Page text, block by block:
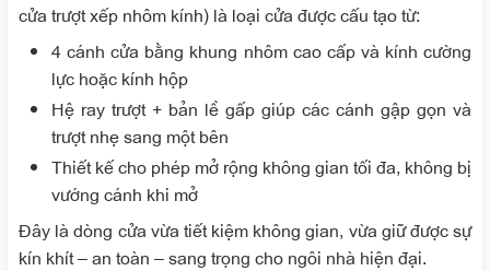
cửa trượt xếp nhôm kính) là loại cửa được cấu tạo từ:
4 cánh cửa bằng khung nhôm cao cấp và kính cường
lực hoặc kính hộp
Hệ ray trượt + bản lề gấp giúp các cánh gập gọn và
trượt nhẹ sang một bên
Thiết kế cho phép mở rộng không gian tối đa, không bị
vướng cánh khi mở
Đây là dòng cửa vừa tiết kiệm không gian, vừa giữ được sự
kín khít – an toàn – sang trọng cho ngôi nhà hiện đại.